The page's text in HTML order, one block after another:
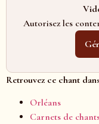
Autorisez les
Retrouvez ce chant
Orléans
Carnets de